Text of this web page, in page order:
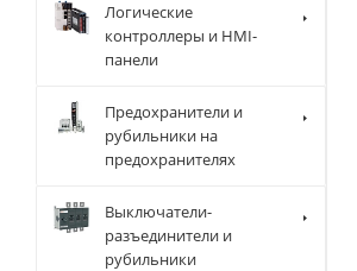
Логические
контроллеры и HMI-
панели
Предохранители и
рубильники на
предохранителях
Выключатели-
разъединители и
рубильники